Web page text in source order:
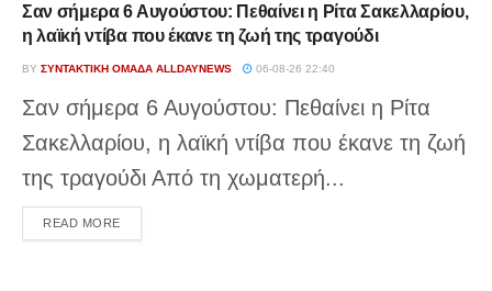
Σαν σήμερα 6 Αυγούστου: Πεθαίνει η Ρίτα Σακελλαρίου,
η λαϊκή ντίβα που έκανε τη ζωή της τραγούδι
BY ΣΥΝΤΑΚΤΙΚΉ ΟΜΆΔΑ ALLDAYNEWS 06-08-26 22:40
Σαν σήμερα 6 Αυγούστου: Πεθαίνει η Ρίτα
Σακελλαρίου, η λαϊκή ντίβα που έκανε τη ζωή
της τραγούδι Από τη χωματερή...
READ MOREDETAILS